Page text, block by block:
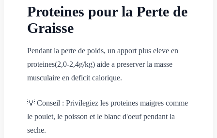
Proteines pour la Perte de
Graisse
Pendant la perte de poids, un apport plus eleve en
proteines(2,0-2,4g/kg) aide a preserver la masse
musculaire en deficit calorique.
💡 Conseil : Privilegiez les proteines maigres comme
le poulet, le poisson et le blanc d'oeuf pendant la
seche.